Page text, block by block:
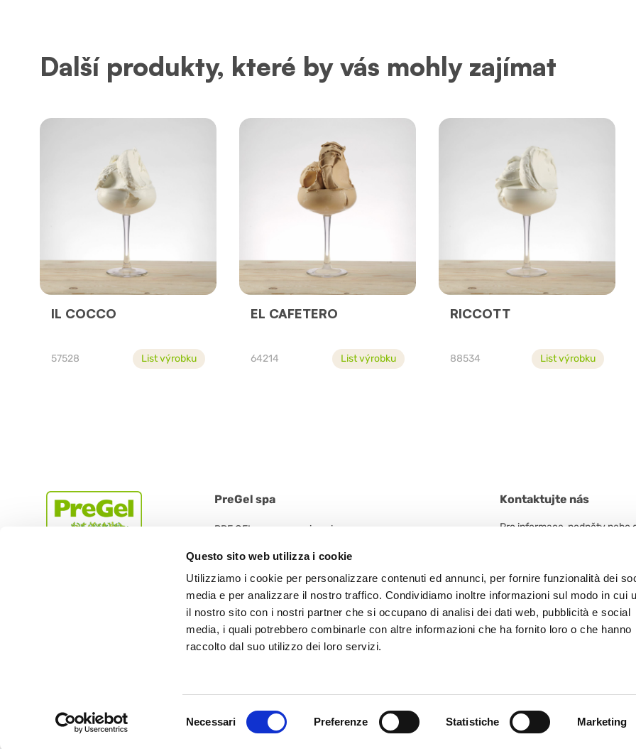
Questo sito web utilizza i cookie
Utilizziamo i cookie per personalizzare contenuti ed annunci, per fornire funzionalità dei
media e per analizzare il nostro traffico. Condividiamo inoltre informazioni sul modo in cui
il nostro sito con i nostri partner che si occupano di analisi dei dati web, pubblicità e social
media, i quali potrebbero combinarle con altre informazioni che ha fornito loro o che hanno
raccolto dal suo utilizzo dei loro servizi.
Necessari Preferenze Statistiche Marketing
Další produkty, které by vás mohly zajímat
IL COCCO
57528 List výrobku
EL CAFETERO
64214 List výrobku
RICCOTT
88534 List výrobku
PreGel spa
PRE GEL spa con socio unico
Tel.: +39.0522.394.211
Fax: +39.0522.394.305
Kontaktujte nás
Pro informace, podněty nebo
KONTAKTUJTE NÁS
Cap. Soc. € 1.548.000,00 i.v. - R.E.A. Reggio E. n. 161306 - N. MECC RE-003397 - Cod. Fisc. – P. IVA e N.
© 2021 PreGel s.p.a.. All rights reserved.